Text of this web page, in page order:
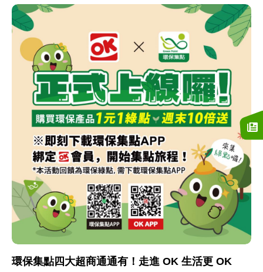
環保集點四大超商通通有！走進 OK 生活更 OK